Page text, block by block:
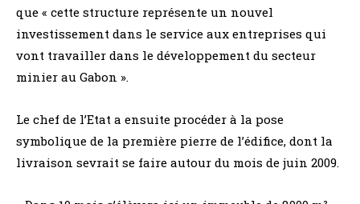
que « cette structure représente un nouvel
investissement dans le service aux entreprises qui
vont travailler dans le développement du secteur
minier au Gabon ».
Le chef de l’Etat a ensuite procéder à la pose
symbolique de la première pierre de l’édifice, dont la
livraison sevrait se faire autour du mois de juin 2009.